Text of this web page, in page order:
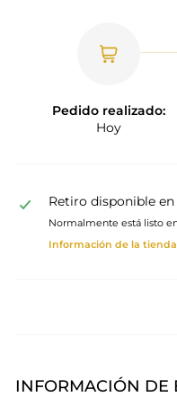
Pedido realizado:
Hoy
Retiro disponible en
Normalmente está listo
Información de la tienda
INFORMACIÓN DE